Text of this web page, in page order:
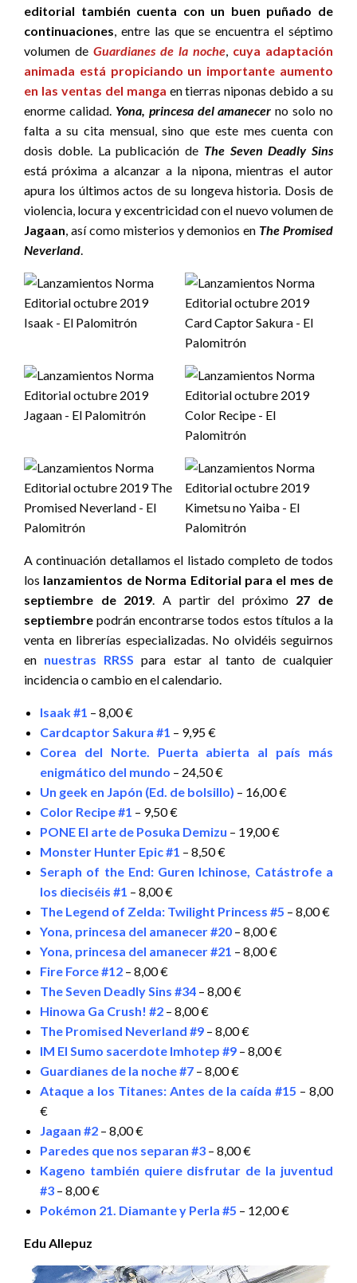
editorial también cuenta con un buen puñado de
continuaciones, entre las que se encuentra el séptimo
volumen de Guardianes de la noche, cuya adaptación
animada está propiciando un importante aumento
en las ventas del manga en tierras niponas debido a su
enorme calidad. Yona, princesa del amanecer no solo no
falta a su cita mensual, sino que este mes cuenta con
dosis doble. La publicación de The Seven Deadly Sins
está próxima a alcanzar a la nipona, mientras el autor
apura los últimos actos de su longeva historia. Dosis de
violencia, locura y excentricidad con el nuevo volumen de
Jagaan, así como misterios y demonios en The Promised
Neverland.
A continuación detallamos el listado completo de todos
los lanzamientos de Norma Editorial para el mes de
septiembre de 2019. A partir del próximo 27 de
septiembrepodrán encontrarse todos estos títulos a la
venta en librerías especializadas. No olvidéis seguirnos
en nuestras RRSS para estar al tanto de cualquier
incidencia o cambio en el calendario.
Isaak #1 – 8,00 €
Cardcaptor Sakura #1 – 9,95 €
Corea del Norte. Puerta abierta al país más
enigmático del mundo – 24,50 €
Un geek en Japón (Ed. de bolsillo) – 16,00 €
Color Recipe #1 – 9,50 €
PONE El arte de Posuka Demizu – 19,00 €
Monster Hunter Epic #1 – 8,50 €
Seraph of the End: Guren Ichinose, Catástrofe a
los dieciséis #1 – 8,00 €
The Legend of Zelda: Twilight Princess #5 – 8,00 €
Yona, princesa del amanecer #20 – 8,00 €
Yona, princesa del amanecer #21 – 8,00 €
Fire Force #12 – 8,00 €
The Seven Deadly Sins #34 – 8,00 €
Hinowa Ga Crush! #2 – 8,00 €
The Promised Neverland #9 – 8,00 €
IM El Sumo sacerdote Imhotep #9 – 8,00 €
Guardianes de la noche #7 – 8,00 €
Ataque a los Titanes: Antes de la caída #15 – 8,00
€
Jagaan #2 – 8,00 €
Paredes que nos separan #3 – 8,00 €
Kageno también quiere disfrutar de la juventud
#3 – 8,00 €
Pokémon 21. Diamante y Perla #5 – 12,00 €
Edu Allepuz